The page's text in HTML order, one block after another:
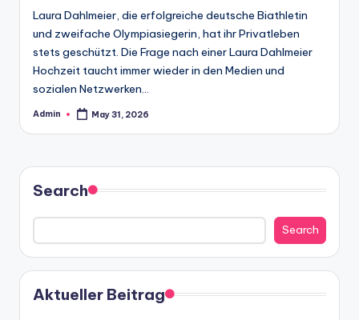
Laura Dahlmeier, die erfolgreiche deutsche Biathletin
und zweifache Olympiasiegerin, hat ihr Privatleben
stets geschützt. Die Frage nach einer Laura Dahlmeier
Hochzeit taucht immer wieder in den Medien und
sozialen Netzwerken…
Posted
Admin May 31, 2026
Search
Search
Aktueller Beitrag